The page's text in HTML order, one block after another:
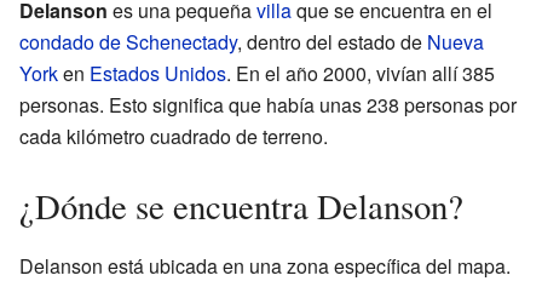
Delanson es una pequeñavillaque se encuentra en el
condado de Schenectady, dentro del estado de Nueva
Yorken Estados Unidos. En el año 2000, vivían allí 385
personas. Esto significa que había unas 238 personas por
cada kilómetro cuadrado de terreno.
¿Dónde se encuentra Delanson?
Delanson está ubicada en una zona específica del mapa.